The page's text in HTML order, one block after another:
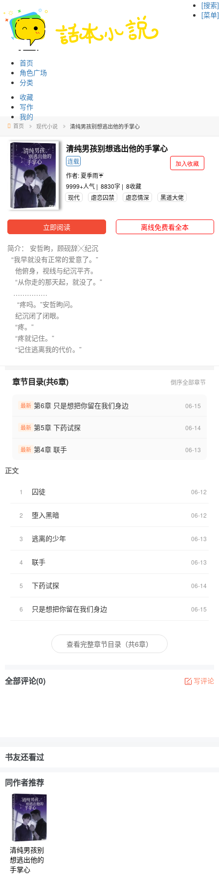
[搜索]
[菜单]
首页
角色广场
分类
收藏
写作
我的
首页 现代小说 清纯男孩别想逃出他的手掌心
清纯男孩别想逃出他的手掌心
连载
加入收藏
作者:夏季雨☔
9999+人气 | 8830字 | 8收藏
现代
虐恋囚禁 虐恋情深 黑道大佬
立即阅读 离线免费看全本
简介： 安哲昫，顾砚辞╳纪沉
“我早就没有正常的爱意了。”
他俯身，视线与纪沉平齐。
“从你走的那天起，就没了。”
……………
“疼吗。”安哲昫问。
纪沉闭了闭眼。
“疼。”
“疼就记住。”
“记住逃离我的代价。”
章节目录(共6章) 倒序全部章节
最新 第6章 只是想把你留在我们身边 06-15
最新 第5章 下药试探 06-14
最新 第4章 联手 06-13
正文
1 囚徒 06-12
2 堕入黑暗 06-12
3 逃离的少年 06-13
4 联手 06-13
5 下药试探 06-14
6 只是想把你留在我们身边 06-15
查看完整章节目录（共6章）
全部评论(0) 写评论
书友还看过
同作者推荐
清纯男孩别
想逃出他的
手掌心